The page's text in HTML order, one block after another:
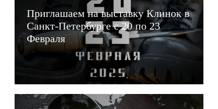
Приглашаем на выставку Клинок в
Санкт-Петербурге с 20 по 23
Февраля